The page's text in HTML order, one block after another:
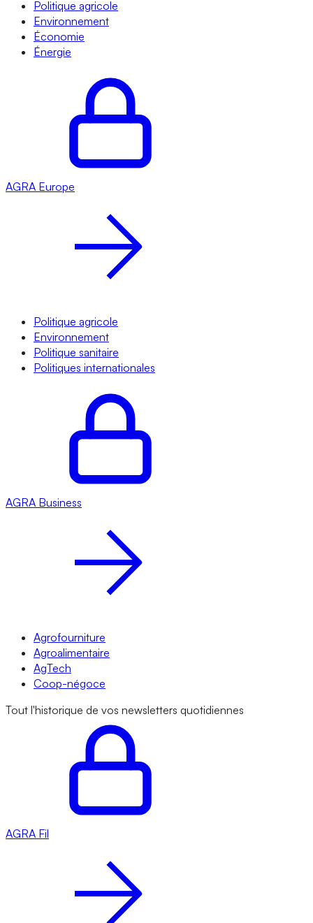
Politique agricole
Environnement
Économie
Énergie
AGRA Europe
Politique agricole
Environnement
Politique sanitaire
Politiques internationales
AGRA Business
Agrofourniture
Agroalimentaire
AgTech
Coop-négoce
Tout l'historique de vos newsletters quotidiennes
AGRA Fil